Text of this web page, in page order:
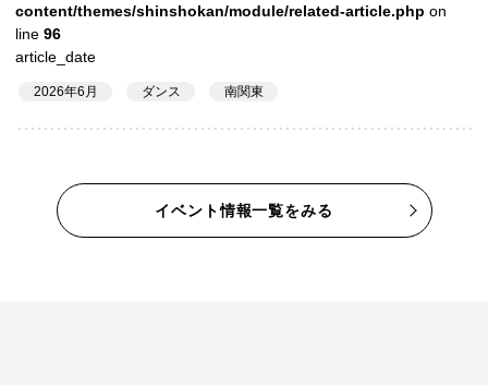
content/themes/shinshokan/module/related-article.php on
line 96
article_date
2026年6月 ダンス 南関東
イベント情報一覧をみる